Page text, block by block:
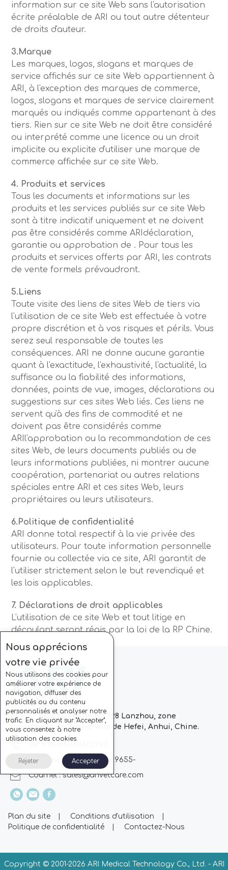
information sur ce site Web sans l'autorisation
écrite préalable de ARI ou tout autre détenteur
de droits d'auteur.
3.Marque
Les marques, logos, slogans et marques de
service affichés sur ce site Web appartiennent à
ARI, à l'exception des marques de commerce,
logos, slogans et marques de service clairement
marqués ou indiqués comme appartenant à des
tiers. Rien sur ce site Web ne doit être considéré
ou interprété comme une licence ou un droit
implicite ou explicite d'utiliser une marque de
commerce affichée sur ce site Web.
4. Produits et services
Tous les documents et informations sur les
produits et les services publiés sur ce site Web
sont à titre indicatif uniquement et ne doivent
pas être considérés comme ARIdéclaration,
garantie ou approbation de . Pour tous les
produits et services offerts par ARI, les contrats
de vente formels prévaudront.
5.Liens
Toute visite des liens de sites Web de tiers via
l'utilisation de ce site Web est effectuée à votre
propre discrétion et à vos risques et périls. Vous
serez seul responsable de toutes les
conséquences. ARI ne donne aucune garantie
quant à l'exactitude, l'exhaustivité, l'actualité, la
suffisance ou la fiabilité des informations,
données, points de vue, images, déclarations ou
suggestions sur ces sites Web liés. Ces liens ne
servent qu'à des fins de commodité et ne
doivent pas être considérés comme
ARIl'approbation ou la recommandation de ces
sites Web, de leurs documents publiés ou de
leurs informations publiées, ni montrer aucune
coopération, partenariat ou autres relations
spéciales entre ARI et ces sites Web, leurs
propriétaires ou leurs utilisateurs.
6.Politique de confidentialité
ARI donne total respectif à la vie privée des
utilisateurs. Pour toute information personnelle
fournie ou collectée via ce site, ARI garantit de
l'utiliser strictement selon le but revendiqué et
les lois applicables.
7. Déclarations de droit applicables
L'utilisation de ce site Web et tout litige en
découlant seront régis par la loi de la RP Chine.
Bloc C, parc CC, route n ° 728 Lanzhou, zone
industrielle de Baohe, ville de Hefei, Anhui, Chine.
Whatsapp: + 86 13510869655-
Courriel :sales@arivetcare.com
Plan du site Conditions d'utilisation
Politique de confidentialité
Contactez-Nous
Copyright © 2001-2026 ARI Medical Technology Co., Ltd. - ARI
Nous apprécions
votre vie privée
Nous utilisons des cookies pour
améliorer votre expérience de
navigation, diffuser des
publicités ou du contenu
personnalisés et analyser notre
trafic. En cliquant sur "Accepter",
vous consentez à notre
utilisation des cookies.
Rejeter Accepter